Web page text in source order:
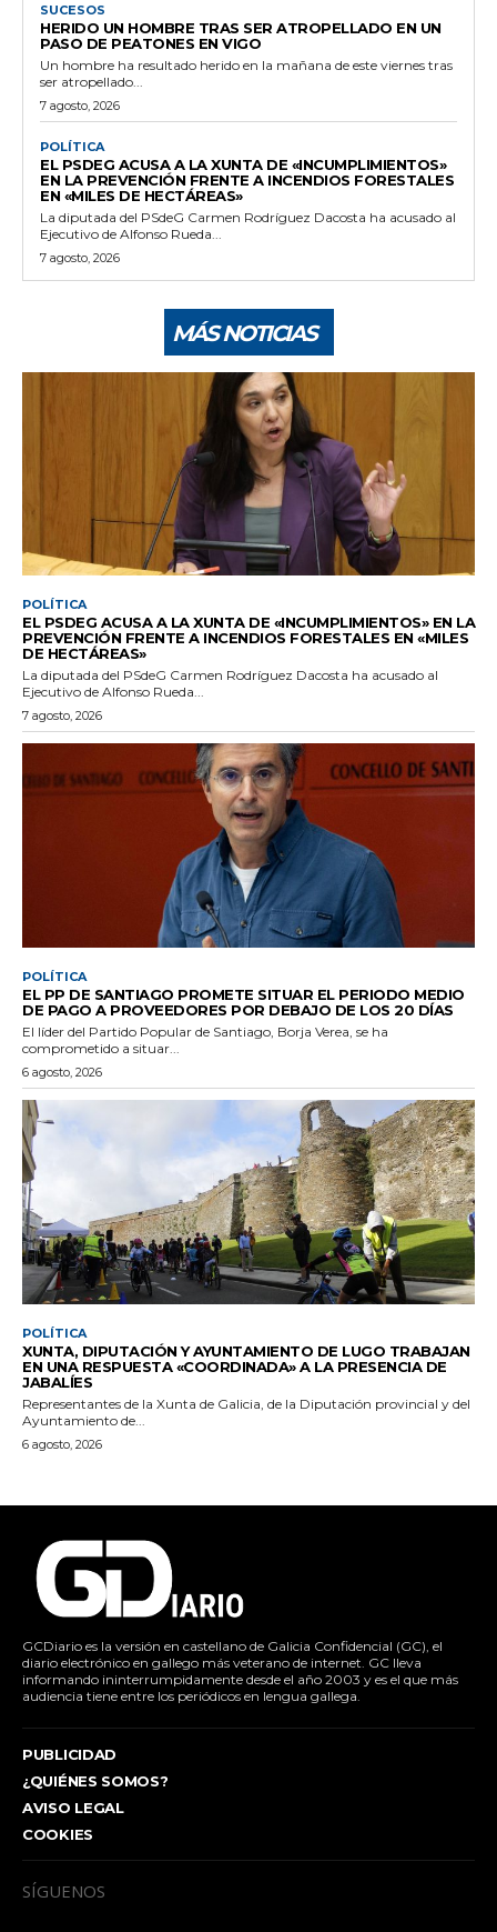
SUCESOS
HERIDO UN HOMBRE TRAS SER ATROPELLADO EN UN
PASO DE PEATONES EN VIGO
Un hombre ha resultado herido en la mañana de este viernes tras
ser atropellado...
7 agosto, 2026
POLÍTICA
EL PSDEG ACUSA A LA XUNTA DE «INCUMPLIMIENTOS»
EN LA PREVENCIÓN FRENTE A INCENDIOS FORESTALES
EN «MILES DE HECTÁREAS»
La diputada del PSdeG Carmen Rodríguez Dacosta ha acusado al
Ejecutivo de Alfonso Rueda...
7 agosto, 2026
MÁS NOTICIAS
POLÍTICA
EL PSDEG ACUSA A LA XUNTA DE «INCUMPLIMIENTOS» EN LA
PREVENCIÓN FRENTE A INCENDIOS FORESTALES EN «MILES
DE HECTÁREAS»
La diputada del PSdeG Carmen Rodríguez Dacosta ha acusado al
Ejecutivo de Alfonso Rueda...
7 agosto, 2026
POLÍTICA
EL PP DE SANTIAGO PROMETE SITUAR EL PERIODO MEDIO
DE PAGO A PROVEEDORES POR DEBAJO DE LOS 20 DÍAS
El líder del Partido Popular de Santiago, Borja Verea, se ha
comprometido a situar...
6 agosto, 2026
POLÍTICA
XUNTA, DIPUTACIÓN Y AYUNTAMIENTO DE LUGO TRABAJAN
EN UNA RESPUESTA «COORDINADA» A LA PRESENCIA DE
JABALÍES
Representantes de la Xunta de Galicia, de la Diputación provincial y del
Ayuntamiento de...
6 agosto, 2026
GCDiario es la versión en castellano de Galicia Confidencial (GC), el
diario electrónico en gallego más veterano de internet. GC lleva
informando ininterrumpidamente desde el año 2003 y es el que más
audiencia tiene entre los periódicos en lengua gallega.
PUBLICIDAD
¿QUIÉNES SOMOS?
AVISO LEGAL
COOKIES
SÍGUENOS